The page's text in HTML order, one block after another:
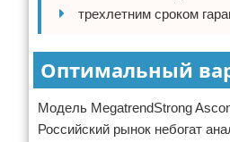
трехлетним сроком
Оптимальный
Модель MegatrendStrong
Российский рынок небогат